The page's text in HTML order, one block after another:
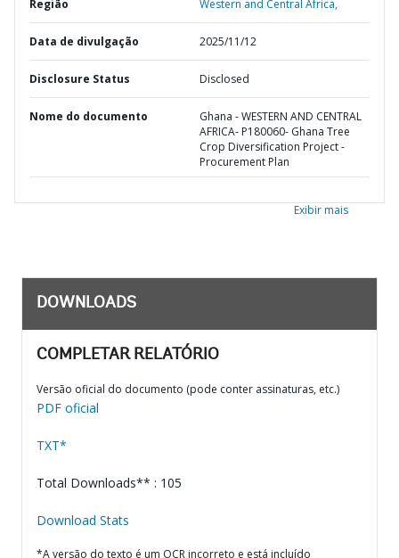
Região Western and Central Africa,
Data de divulgação 2025/11/12
Disclosure Status Disclosed
Nome do documento
Ghana - WESTERN AND CENTRAL
AFRICA- P180060- Ghana Tree
Crop Diversification Project -
Procurement Plan
Exibir mais
DOWNLOADS
COMPLETAR RELATÓRIO
Versão oficial do documento (pode conter assinaturas, etc.)
PDF oficial
TXT*
Total Downloads** : 105
Download Stats
*A versão do texto é um OCR incorreto e está incluído